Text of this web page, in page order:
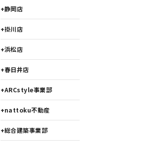
静岡店
掛川店
浜松店
春日井店
ARCstyle事業部
nattoku不動産
総合建築事業部